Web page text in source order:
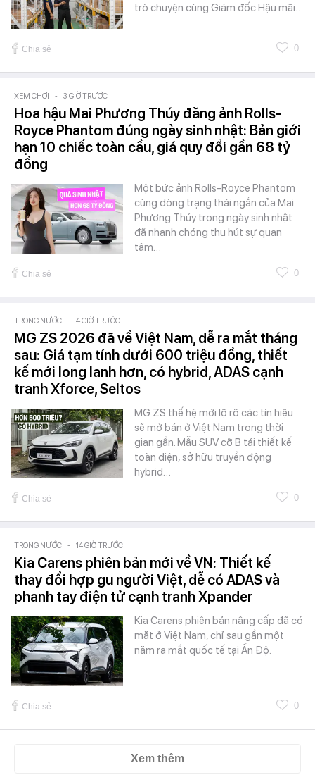
trò chuyện cùng Giám đốc Hậu mãi…
Chia sẻ 0
XEM CHƠI - 3 GIỜ TRƯỚC
Hoa hậu Mai Phương Thúy đăng ảnh Rolls-
Royce Phantom đúng ngày sinh nhật: Bản giới
hạn 10 chiếc toàn cầu, giá quy đổi gần 68 tỷ
đồng
Một bức ảnh Rolls-Royce Phantom
cùng dòng trạng thái ngắn của Mai
Phương Thúy trong ngày sinh nhật
đã nhanh chóng thu hút sự quan
tâm…
Chia sẻ 0
TRONG NƯỚC - 4 GIỜ TRƯỚC
MG ZS 2026 đã về Việt Nam, dễ ra mắt tháng
sau: Giá tạm tính dưới 600 triệu đồng, thiết
kế mới long lanh hơn, có hybrid, ADAS cạnh
tranh Xforce, Seltos
MG ZS thế hệ mới lộ rõ các tín hiệu
sẽ mở bán ở Việt Nam trong thời
gian gần. Mẫu SUV cỡ B tái thiết kế
toàn diện, sở hữu truyền động
hybrid…
Chia sẻ 0
TRONG NƯỚC - 14 GIỜ TRƯỚC
Kia Carens phiên bản mới về VN: Thiết kế
thay đổi hợp gu người Việt, dễ có ADAS và
phanh tay điện tử cạnh tranh Xpander
Kia Carens phiên bản nâng cấp đã có
mặt ở Việt Nam, chỉ sau gần một
năm ra mắt quốc tế tại Ấn Độ.
Chia sẻ 0
Xem thêm